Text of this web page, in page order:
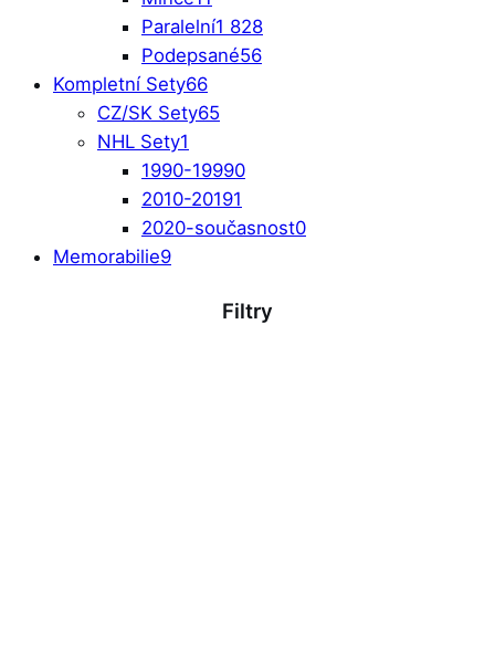
Paralelní1 828
Podepsané56
Kompletní Sety66
CZ/SK Sety65
NHL Sety1
1990-19990
2010-20191
2020-současnost0
Memorabilie9
Filtry